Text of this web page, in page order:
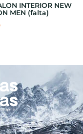
INTERIOR NEW
MEN (falta)